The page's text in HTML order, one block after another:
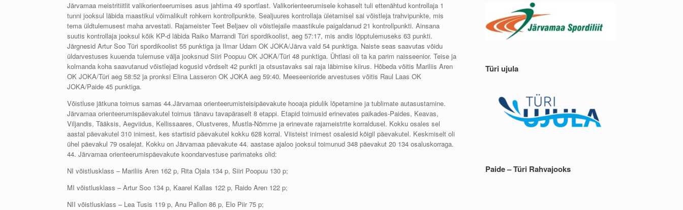
Järvamaa meistritiitlit valikorienteerumises asus jahtima 49 sportlast. Valikorienteerumisele kohaselt tuli ettenähtud kontrollaja 1
tunni jooksul läbida maastikul võimalikult rohkem kontrollpunkte. Sealjuures kontrollaja ületamisel sai võistleja trahvipunkte, mis
tema üldtulemusest maha arvestati. Rajameister Teet Beljaev oli võistlejaile maastikule paigaldanud 21 kontrollpunkti. Ainsana
suutis kontrollaja jooksul kõik KP-d läbida Raiko Marrandi Türi spordikoolist, aeg 57:17, mis andis lõpptulemuseks 63 punkti.
Järgnesid Artur Soo Türi spordikoolist 55 punktiga ja Ilmar Udam OK JOKA/Järva vald 54 punktiga. Naiste seas saavutas võidu
üldarvestuses kuuenda tulemuse välja jooksnud Siiri Poopuu OK JOKA/Türi 48 punktiga. Ühtlasi oli ta ka parim naisseenior. Teise ja
kolmanda koha saavutanud võistlejad kogusid võrdselt 42 punkti ja otsustavaks sai raja läbimise kiirus. Hõbeda võitis Mariliis Aren
OK JOKA/Türi aeg 58:52 ja pronksi Elina Lasseron OK JOKA aeg 59:40. Meeseenioride arvestuses võitis Raul Laas OK
JOKA/Paide 45 punktiga.
Võistluse jätkuna toimus samas 44.Järvamaa orienteerumisteisipäevakute hooaja pidulik lõpetamine ja tublimate autasustamine.
Järvamaa orienteerumispäevakutel toimus tänavu tavapäraselt 8 etappi. Etapid toimusid erinevates paikades-Paides, Keavas,
Viljandis, Tääksis, Aegviidus, Kellissaares, Olustveres, Mustla-Nõmme ja erinevate rajameistrite korraldusel. Kokku osales sel
aastal päevakutel 310 inimest, kes startisid päevakutel kokku 628 korral. Viisteist inimest osalesid kõigil päevakutel. Keskmiselt oli
ühel päevakul 79 osalejat. Kokku on Järvamaa päevakute 44. aastase ajaloo jooksul toimunud 348 päevakut 20 134 osaluskorraga.
44. Järvamaa orienteerumispäevakute koondarvestuse parimateks olid:
NI võistlusklass – Mariliis Aren 162 p, Rita Ojala 134 p, Siiri Poopuu 130 p;
MI võistlusklass – Artur Soo 134 p, Kaarel Kallas 122 p, Raido Aren 122 p;
NII võistlusklass – Lea Tusis 119 p, Anu Pallon 86 p, Elo Piir 75 p;
Türi ujula
Paide – Türi Rahvajooks